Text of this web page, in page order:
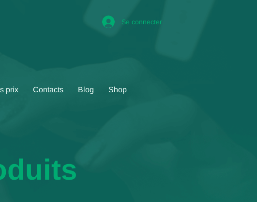
Se connecter
prix Contacts Blog Shop